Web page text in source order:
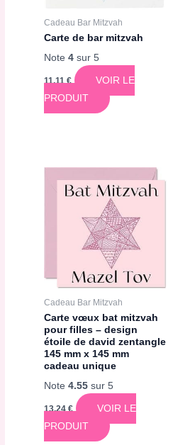
Cadeau Bar Mitzvah
Carte de bar mitzvah
Note4 sur 5
11,11€
VOIR LE
PRODUIT
Cadeau Bar Mitzvah
Carte vœux bat mitzvah
pour filles – design
étoile de david zentangle
145 mm x 145 mm
cadeau unique
Note4.55 sur 5
13,24€
VOIR LE
PRODUIT